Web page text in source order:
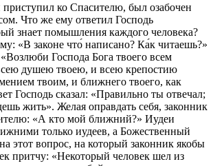
ко Спасителю, был озабочен
Что же ему ответил Господь
знает помышления каждого человека?
«В законе что́ написано? Ка́к читаешь?»
Господа Бога твоего всем
душею твоею, и всею крепостию
твоим, и ближнего твоего, как
Господь сказал: «Правильно ты отвечал;
жить». Желая оправдать себя, законник
«А кто мой ближний?» Иудеи
только иудеев, а Божественный
этот вопрос, на который законник якобы
притчу: «Некоторый человек шел из